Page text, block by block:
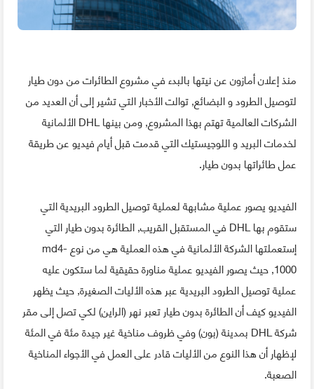
منذ إعلان أمازون عن نيتها بالبدء في مشروع الطائرات من دون طيار
لتوصيل الطرود و البضائع, توالت الأخبار التي تشير إلى أن العديد من
الشركات العالمية تهتم بهذا المشروع, ومن بينها DHL الألمانية
لخدمات البريد و اللوجيستيك التي قدمت قبل أيام فيديو عن طريقة
عمل طائراتها بدون طيار.
الفيديو يصور عملية مشابهة لعملية توصيل الطرود البريدية التي
ستقوم بها DHL في المستقبل القريب, الطائرة بدون طيار التي
إستعملتها الشركة الألمانية في هذه العملية هي من نوع md4-
1000, حيث يصور الفيديو عملية مناورة حقيقية لما ستكون عليه
عملية توصيل الطرود البريدية عبر هذه الأليات الصغيرة, حيث يظهر
الفيديو كيف أن الطائرة بدون طيار تعبر نهر (الراين) لكي تصل إلى مقر
شركة DHL بمدينة (بون) وفي ظروف مناخية غير جيدة مئة في المئة
لإظهار أن هذا النوع من الأليات قادر على العمل في الأجواء المناخية
الصعبة.